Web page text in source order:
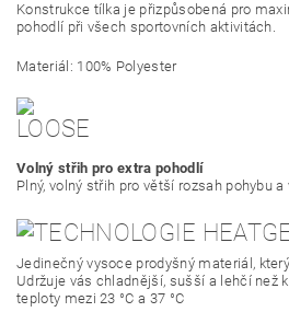
Konstrukce tílka je přizpůsobená pro
pohodlí při všech sportovních aktivitách.
Materiál: 100% Polyester
Volný střih pro extra pohodlí
Plný, volný střih pro větší rozsah pohybu a
Jedinečný vysoce prodyšný materiál,
Udržuje vás chladnější, sušší a lehčí než
teploty mezi 23 °C a 37 °C